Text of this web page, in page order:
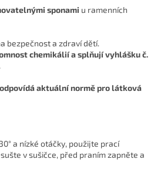
sponami u ramenních
bezpečnost a zdraví dětí.
chemikálií a splňují vyhlášku č.
odpovídá aktuální normě pro látková
a nízké otáčky, použijte prací
v sušičce, před praním zapněte a